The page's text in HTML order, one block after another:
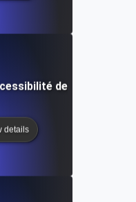
des Logiciels
details